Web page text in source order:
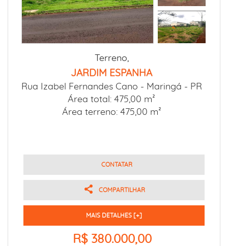
Terreno,
JARDIM ESPANHA
Rua Izabel Fernandes Cano - Maringá - PR
Área total: 475,00 m²
Área terreno: 475,00 m²
CONTATAR
COMPARTILHAR
MAIS DETALHES [+]
R$ 380.000,00